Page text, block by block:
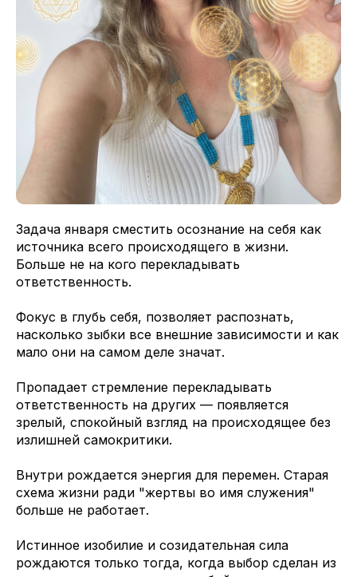
Задача января сместить осознание на себя как
источника всего происходящего в жизни.
Больше не на кого перекладывать
ответственность.
Фокус в глубь себя, позволяет распознать,
насколько зыбки все внешние зависимости и как
мало они на самом деле значат.
Пропадает стремление перекладывать
ответственность на других — появляется
зрелый, спокойный взгляд на происходящее без
излишней самокритики.
Внутри рождается энергия для перемен. Старая
схема жизни ради "жертвы во имя служения"
больше не работает.
Истинное изобилие и созидательная сила
рождаются только тогда, когда выбор сделан из